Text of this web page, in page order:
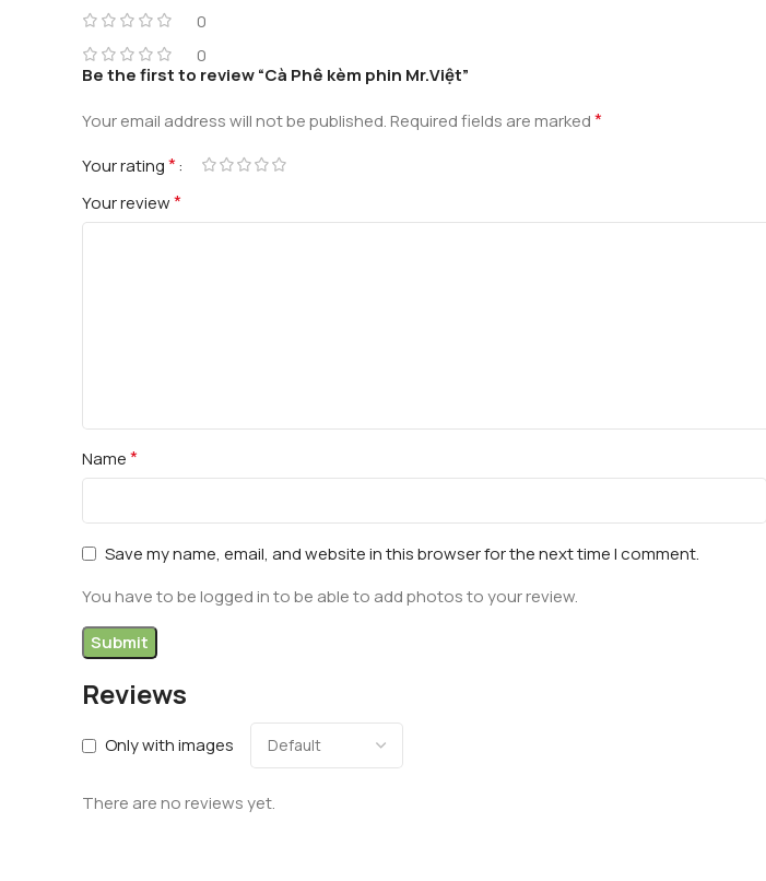
0
0
Reviews
Only with images
There are no reviews yet.
Be the first to review “Cà Phê kèm phin Mr.Việt”
Your email address will not be published.Required fields are marked*
Your rating*
Your review*
Name*
Save my name, email, and website in this browser for the next time I comment.
You have to be logged in to be able to add photos to your review.